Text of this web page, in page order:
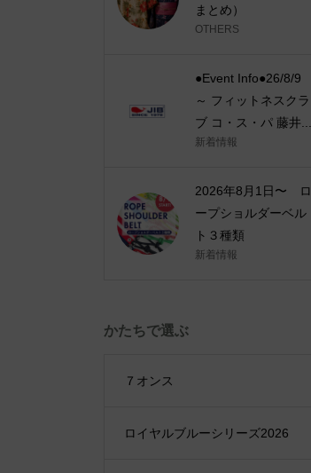
まとめ）
OTHERS
●Event Info●26/8/9
～ フィットネスクラ
ブ コ・ス・パ 藤井...
新着情報
2026年8月1日〜 ロ
ープショルダーベル
ト３種類
新着情報
かたちで選ぶ
７オンス
ロイヤルブルーシリーズ2026